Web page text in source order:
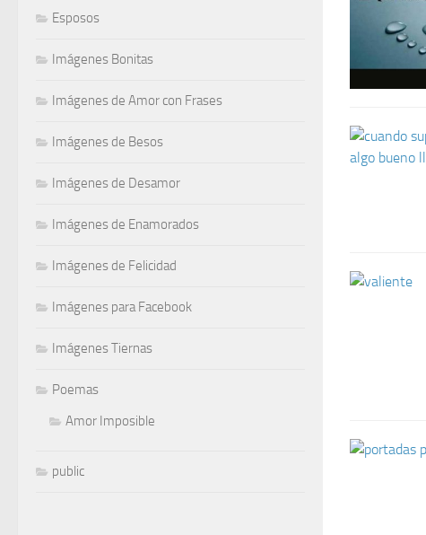
Esposos
Imágenes Bonitas
Imágenes de Amor con Frases
Imágenes de Besos
Imágenes de Desamor
Imágenes de Enamorados
Imágenes de Felicidad
Imágenes para Facebook
Imágenes Tiernas
Poemas
Amor Imposible
public